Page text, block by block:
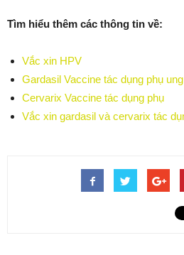
Tìm hiểu thêm các thông tin về:
Vắc xin HPV
Gardasil Vaccine tác dụng phụ
Cervarix Vaccine tác dụng phụ
Vắc xin gardasil và cervarix tác